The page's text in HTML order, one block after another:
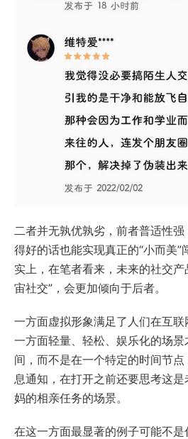
二者并无孰优孰劣，前者普适性
得好的话也能实现真正的“小而美
实上，在笔者看来，未来的社交
宙社交”，会更加倾向于后者。
一方面虚拟形象满足了人们在互
一方面轻量、轻松、娱乐化的场
间，而不是在一个特定的时间节
息通知，在打开之前还要思考这
妈的相亲任务的场景。
在这一方面最显著的例子可能不